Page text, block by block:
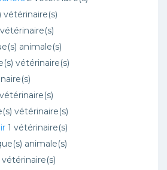
vétérinaire(s)
animale(s)
vétérinaire(s)
vétérinaire(s)
1 vétérinaire(s)
animale(s)
vétérinaire(s)